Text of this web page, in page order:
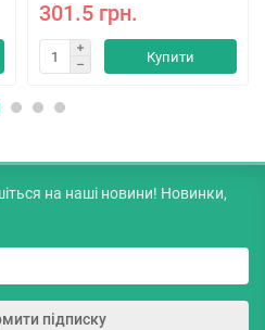
301.5 грн.
Купити
на наші новини! Новинки,
підписку